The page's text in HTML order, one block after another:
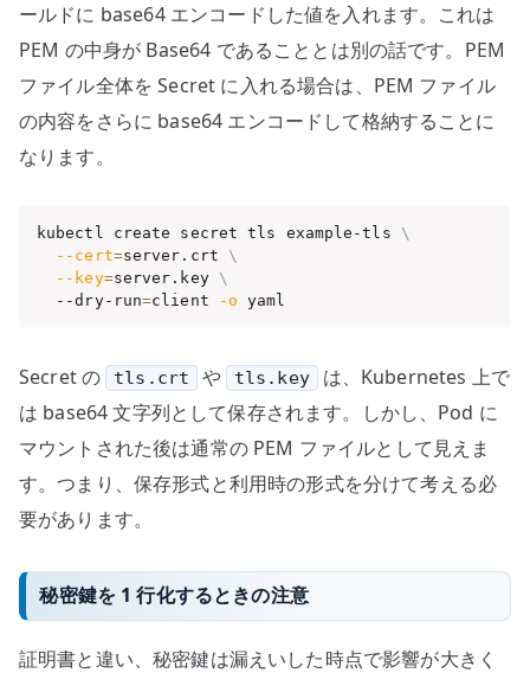
ールドに base64 エンコードした値を入れます。これは
PEM の中身が Base64 であることとは別の話です。PEM
ファイル全体を Secret に入れる場合は、PEM ファイル
の内容をさらに base64 エンコードして格納することに
なります。
kubectl create secret tls example-tls \
--cert=server.crt \
--key=server.key \
  --dry-run
=client -o yaml
Secret の tls.crt や tls.key
は、Kubernetes 上で
は base64 文字列として保存されます。しかし、Pod に
マウントされた後は通常の PEM ファイルとして見えま
す。つまり、保存形式と利用時の形式を分けて考える必
要があります。
秘密鍵を 1 行化するときの注意
証明書と違い、秘密鍵は漏えいした時点で影響が大きく